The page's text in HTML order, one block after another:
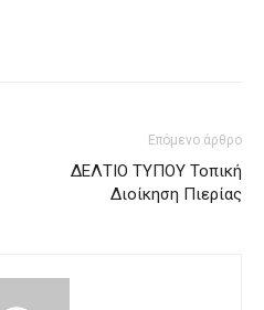
Επόμενο άρθρο
ΔΕΛΤΙΟ ΤΥΠΟΥ Τοπική
Διοίκηση Πιερίας